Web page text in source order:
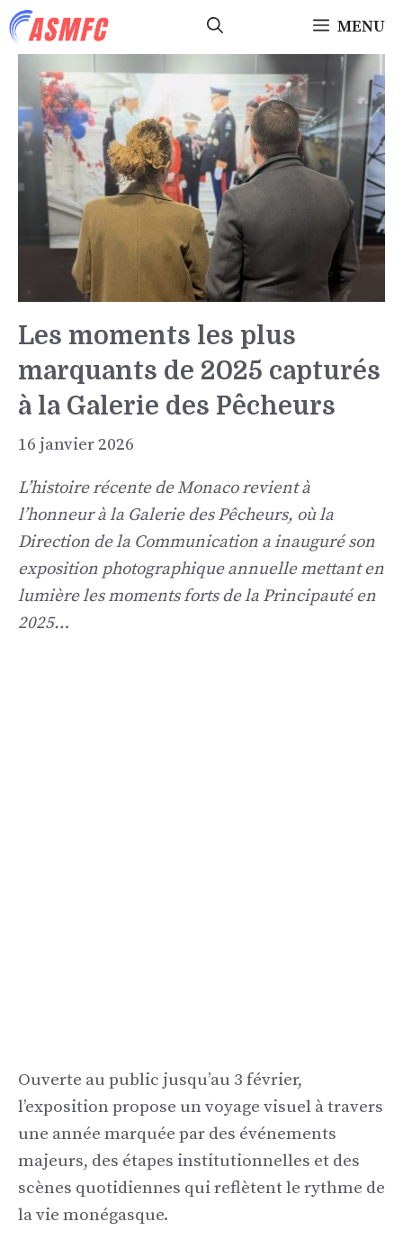
Aller
au
contenu
MENU
Les moments les plus
marquants de 2025 capturés
à la Galerie des Pêcheurs
16 janvier 2026
L’histoire récente de Monaco revient à
l’honneur à la Galerie des Pêcheurs, où la
Direction de la Communication a inauguré son
exposition photographique annuelle mettant en
lumière les moments forts de la Principauté en
2025…
Ouverte au public jusqu’au 3 février,
l’exposition propose un voyage visuel à travers
une année marquée par des événements
majeurs, des étapes institutionnelles et des
scènes quotidiennes qui reflètent le rythme de
la vie monégasque.